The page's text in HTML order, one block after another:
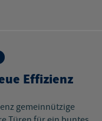
Effizienz
gemeinnützige